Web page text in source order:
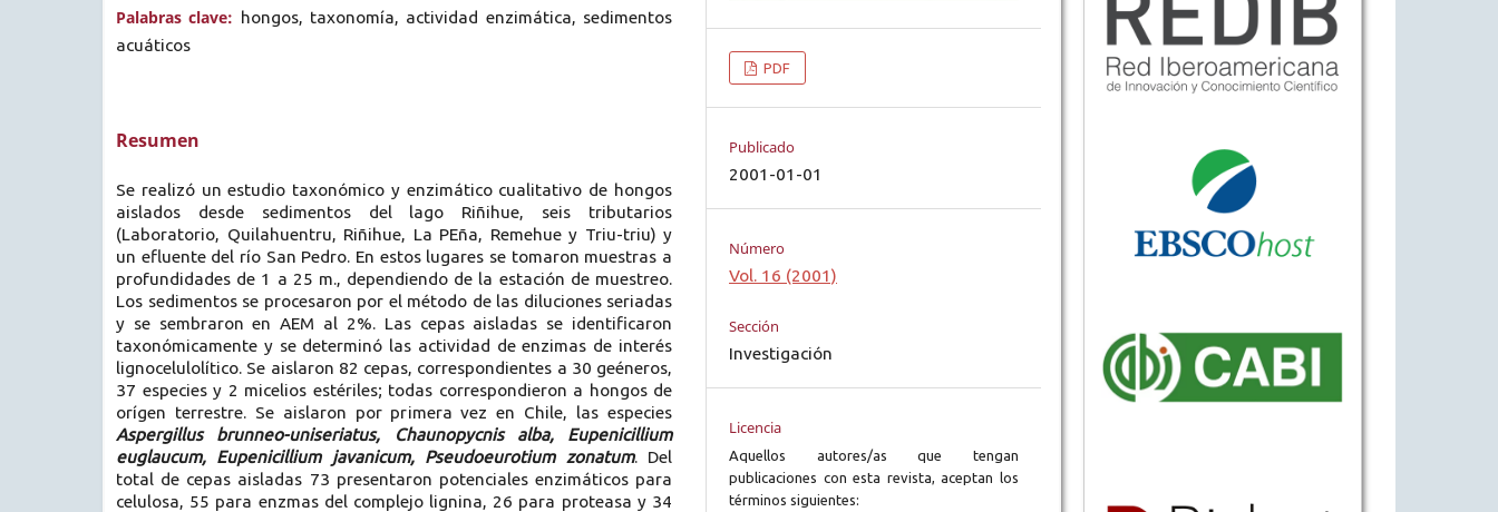
Palabras clave: hongos, taxonomía, actividad enzimática, sedimentos
acuáticos
Resumen
Se realizó un estudio taxonómico y enzimático cualitativo de hongos
aislados desde sedimentos del lago Riñihue, seis tributarios
(Laboratorio, Quilahuentru, Riñihue, La PEña, Remehue y Triu-triu) y
un efluente del río San Pedro. En estos lugares se tomaron muestras a
profundidades de 1 a 25 m., dependiendo de la estación de muestreo.
Los sedimentos se procesaron por el método de las diluciones seriadas
y se sembraron en AEM al 2%. Las cepas aisladas se identificaron
taxonómicamente y se determinó las actividad de enzimas de interés
lignocelulolítico. Se aislaron 82 cepas, correspondientes a 30 geéneros,
37 especies y 2 micelios estériles; todas correspondieron a hongos de
orígen terrestre. Se aislaron por primera vez en Chile, las especies
Aspergillus brunneo-uniseriatus, Chaunopycnis alba, Eupenicillium
euglaucum, Eupenicillium javanicum, Pseudoeurotium zonatum. Del
total de cepas aisladas 73 presentaron potenciales enzimáticos para
celulosa, 55 para enzmas del complejo lignina, 26 para proteasa y 34
PDF
Publicado
2001-01-01
Número
Vol. 16 (2001)
Sección
Investigación
Licencia
Aquellos autores/as que tengan
publicaciones con esta revista, aceptan los
términos siguientes: